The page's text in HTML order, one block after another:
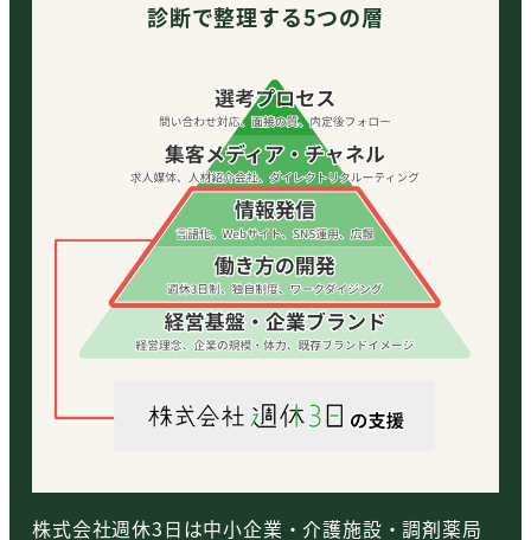
診断で整理する5つの層
株式会社週休3日は中小企業・介護施設・調剤薬局